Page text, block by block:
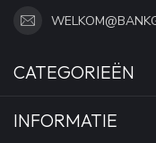
CATEGORIEËN
INFORMATIE